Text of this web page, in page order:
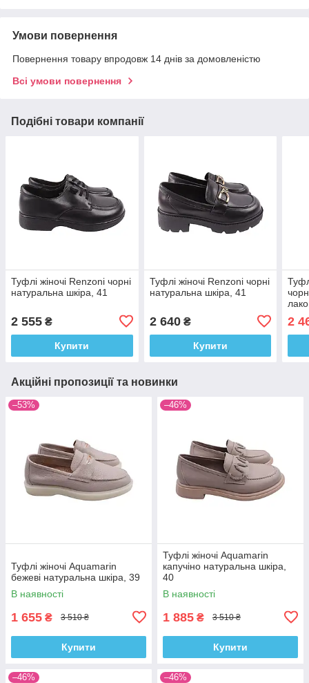
Умови повернення
Повернення товару впродовж 14 днів за домовленістю
Всі умови повернення
Подібні товари компанії
Туфлі жіночі Renzoni чорні
натуральна шкіра, 41
2 555 ₴
Купити
Туфлі жіночі Renzoni чорні
натуральна шкіра, 41
2 640₴
Купити
2
Акційні пропозиції та новинки
–53%
Туфлі жіночі Aquamarin
бежеві натуральна шкіра, 39
В наявності
1 655 ₴ 3 510 ₴
Купити
–46%
Туфлі жіночі Aquamarin
капучіно натуральна шкіра,
40
В наявності
1 885 ₴ 3 510 ₴
Купити
–46% –46%